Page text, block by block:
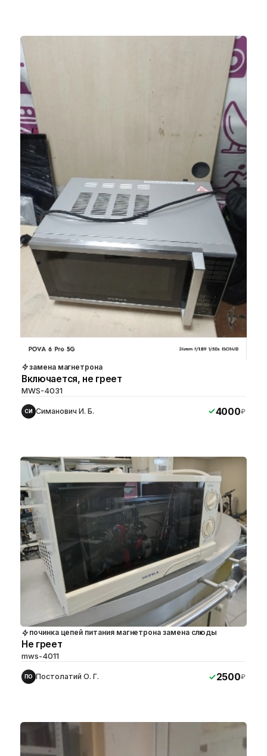
замена магнетрона
Включается, не греет
MWS-4031
СИ Симанович И. Б. 4000₽
починка цепей питания магнетрона замена слюды
Не греет
mws-4011
ПО Постолатий О. Г. 2500₽